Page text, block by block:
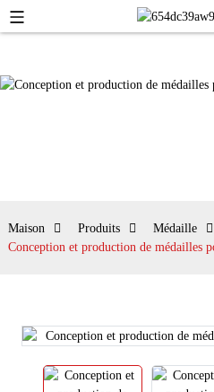
Maison Produits Médaille
Conception et production de médailles